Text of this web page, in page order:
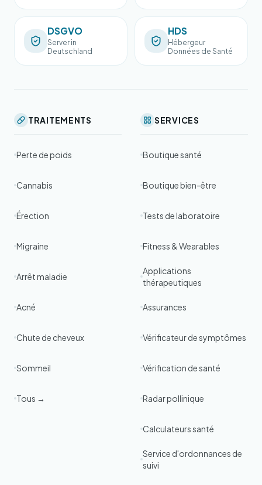
DSGVO
Server in
Deutschland
HDS
Hébergeur
Données de Santé
TRAITEMENTS
Perte de poids
Cannabis
Érection
Migraine
Arrêt maladie
Acné
Chute de cheveux
Sommeil
Tous →
SERVICES
Boutique santé
Boutique bien-être
Tests de laboratoire
Fitness & Wearables
Applications
thérapeutiques
Assurances
Vérificateur de symptômes
Vérification de santé
Radar pollinique
Calculateurs santé
Service d'ordonnances de
suivi